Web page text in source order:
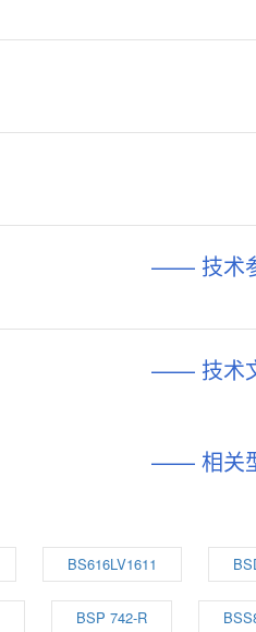
—— 技术
—— 技术
—— 相关
BS616LV1611
BSP 742-R